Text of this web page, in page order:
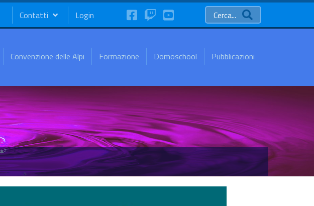
Contatti Login FaceBookTwitchYouTube Cerca...
Convenzione delle Alpi Formazione Domoschool Pubblicazioni